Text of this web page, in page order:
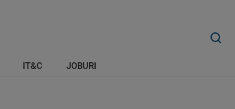
IT&C JOBURI